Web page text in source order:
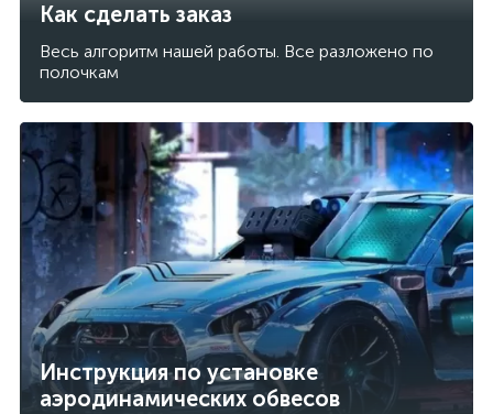
Как сделать заказ
Весь алгоритм нашей работы. Все разложено по
полочкам
Инструкция по установке
аэродинамических обвесов